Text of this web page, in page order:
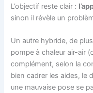
L’objectif reste clair :
sinon il révèle un
Un autre hybride, de
pompe à chaleur air-air
complément, selon la
bien cadrer les aides, le
une mauvaise pose se